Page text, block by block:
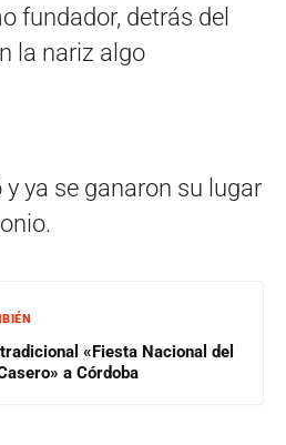
fundador, detrás del
la nariz algo
ya se ganaron su lugar
«Fiesta Nacional del
a Córdoba